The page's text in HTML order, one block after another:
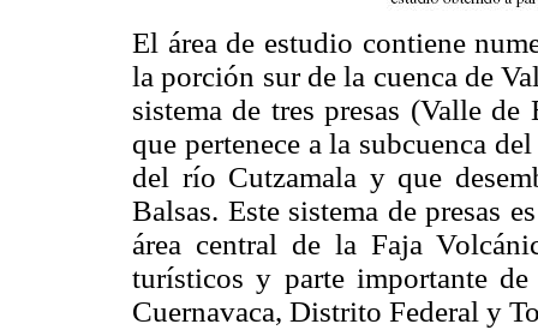
El área de estudio contiene
la porción sur de la cuenca de
sistema de tres presas (Valle
que pertenece a la subcuenca
del río Cutzamala y que
Balsas. Este sistema de presas
área central de la Faja
turísticos y parte importante
Cuernavaca, Distrito Federal y